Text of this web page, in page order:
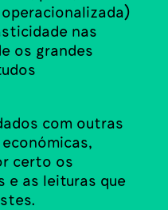
nas
os grandes
com outras
certo os
e as leituras que